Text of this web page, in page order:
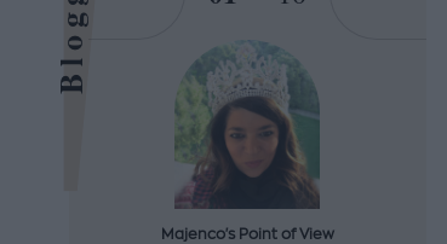
Majenco's Point of View